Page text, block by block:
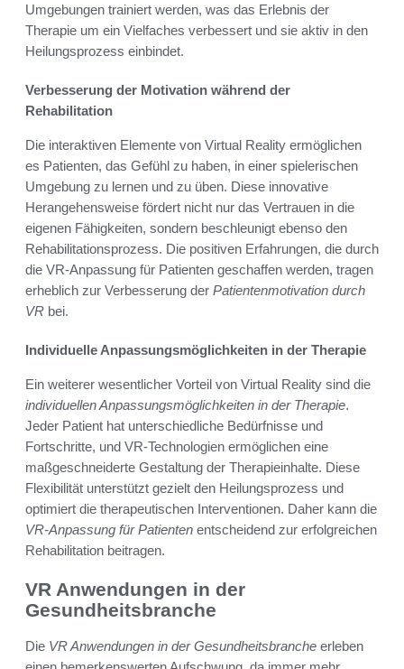
Umgebungen trainiert werden, was das Erlebnis der
Therapie um ein Vielfaches verbessert und sie aktiv in den
Heilungsprozess einbindet.
Verbesserung der Motivation während der
Rehabilitation
Die interaktiven Elemente von Virtual Reality ermöglichen
es Patienten, das Gefühl zu haben, in einer spielerischen
Umgebung zu lernen und zu üben. Diese innovative
Herangehensweise fördert nicht nur das Vertrauen in die
eigenen Fähigkeiten, sondern beschleunigt ebenso den
Rehabilitationsprozess. Die positiven Erfahrungen, die durch
die VR-Anpassung für Patienten geschaffen werden, tragen
erheblich zur Verbesserung der Patientenmoti­vation durch
VR bei.
Individuelle Anpassungsmöglichkeiten in der Therapie
Ein weiterer wesentlicher Vorteil von Virtual Reality sind die
individuellen Anpassungsmöglichkeiten in der Therapie.
Jeder Patient hat unterschiedliche Bedürfnisse und
Fortschritte, und VR-Technologien ermöglichen eine
maßgeschneiderte Gestaltung der Therapieinhalte. Diese
Flexibilität unterstützt gezielt den Heilungsprozess und
optimiert die therapeutischen Interventionen. Daher kann die
VR-Anpassung für Patienten entscheidend zur erfolgreichen
Rehabilitation beitragen.
VR Anwendungen in der
Gesundheitsbranche
Die VR Anwendungen in der Gesundheitsbranche erleben